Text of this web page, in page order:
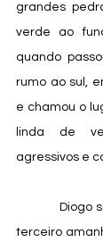
grandes
verde ao
quando
rumo ao sul,
e chamou o
linda de
agressivos e
terceiro